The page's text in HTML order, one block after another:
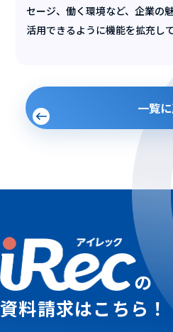
セージ、働く環境など、企業の
活用できるように機能を拡充し
一覧
の
資料請求はこちら！